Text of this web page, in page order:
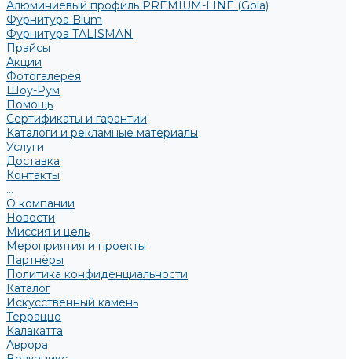
Алюминиевый профиль PREMIUM-LINE (Gola)
Фурнитура Blum
Фурнитура TALISMAN
Прайсы
Акции
Фотогалерея
Шоу-Рум
Помощь
Сертификаты и гарантии
Каталоги и рекламные материалы
Услуги
Доставка
Контакты
...
О компании
Новости
Миссия и цель
Мероприятия и проекты
Партнёры
Политика конфиденциальности
Каталог
Искусственный камень
Терраццо
Калакатта
Аврора